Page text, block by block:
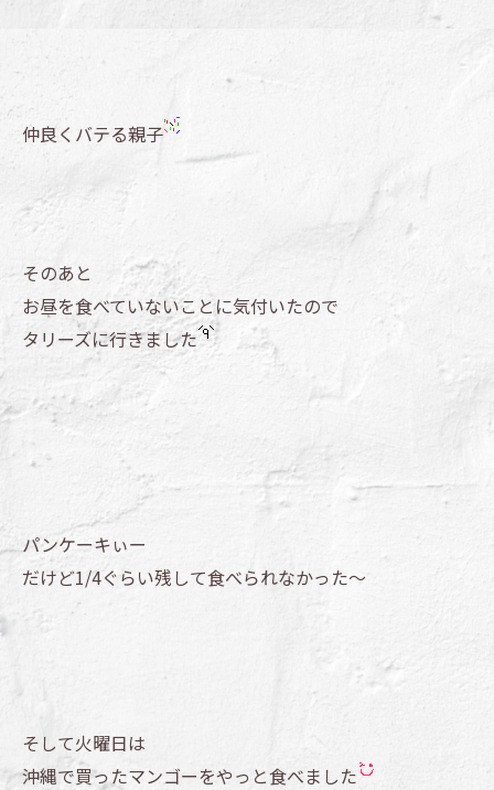
仲良くバテる親子
そのあと
お昼を食べていないことに気付いたので
タリーズに行きました
パンケーキぃー
だけど1/4ぐらい残して食べられなかった～
そして火曜日は
沖縄で買ったマンゴーをやっと食べました